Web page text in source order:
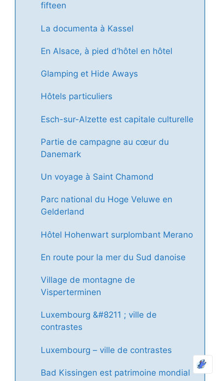
fifteen
La documenta à Kassel
En Alsace, à pied d’hôtel en hôtel
Glamping et Hide Aways
Hôtels particuliers
Esch-sur-Alzette est capitale culturelle
Partie de campagne au cœur du
Danemark
Un voyage à Saint Chamond
Parc national du Hoge Veluwe en
Gelderland
Hôtel Hohenwart surplombant Merano
En route pour la mer du Sud danoise
Village de montagne de
Visperterminen
Luxembourg &#8211 ; ville de
contrastes
Luxembourg – ville de contrastes
Bad Kissingen est patrimoine mondial